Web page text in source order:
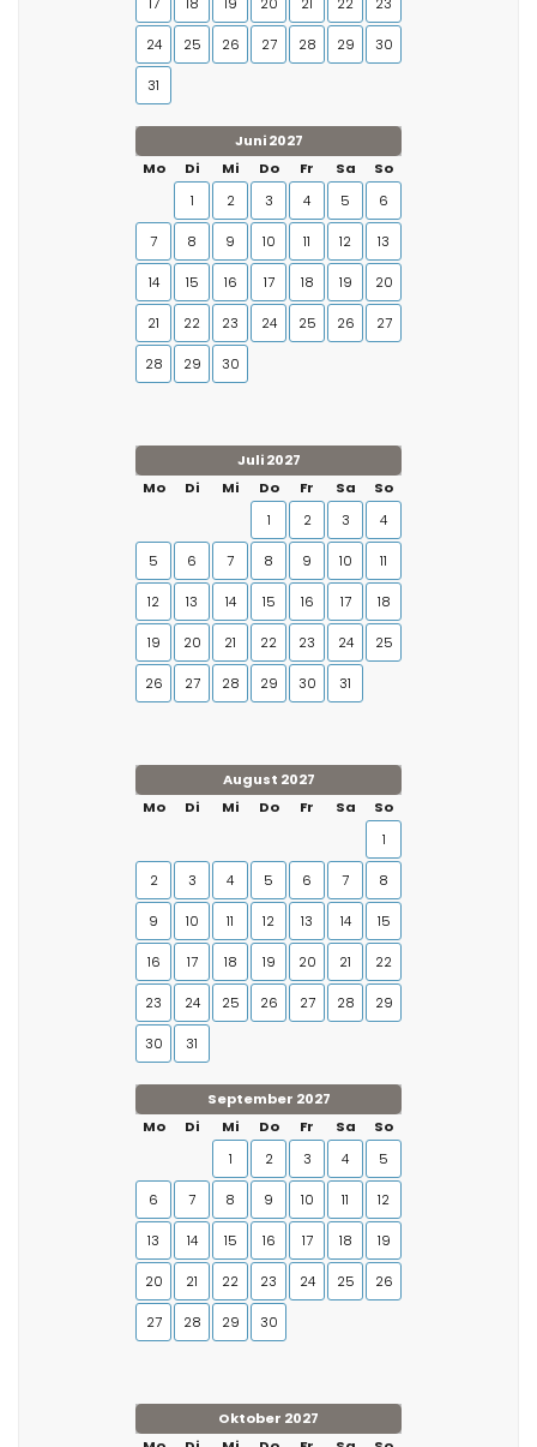
24 25 26 27 28 29 30
31
Juni 2027
Mo
Di Mi Do Fr Sa
So
1
2 3 4 5 6
7 8 9 10 11 12 13
14 15 16 17 18 19 20
21 22 23 24 25 26 27
28 29 30
Juli 2027
Mo
Di Mi Do Fr Sa
So
1
2 3 4
5 6 7 8 9 10 11
12 13 14 15 16 17 18
19 20 21 22 23 24 25
26 27 28 29 30 31
August 2027
Mo
Di Mi Do Fr Sa
So
1
2 3 4 5 6 7 8
9 10 11 12 13 14 15
16 17 18 19 20 21 22
23 24 25 26 27 28 29
30 31
September 2027
Mo
Di Mi Do Fr Sa
So
1
2 3 4 5
6 7 8 9 10 11 12
13 14 15 16 17 18 19
20 21 22 23 24 25 26
27 28 29 30
Oktober 2027